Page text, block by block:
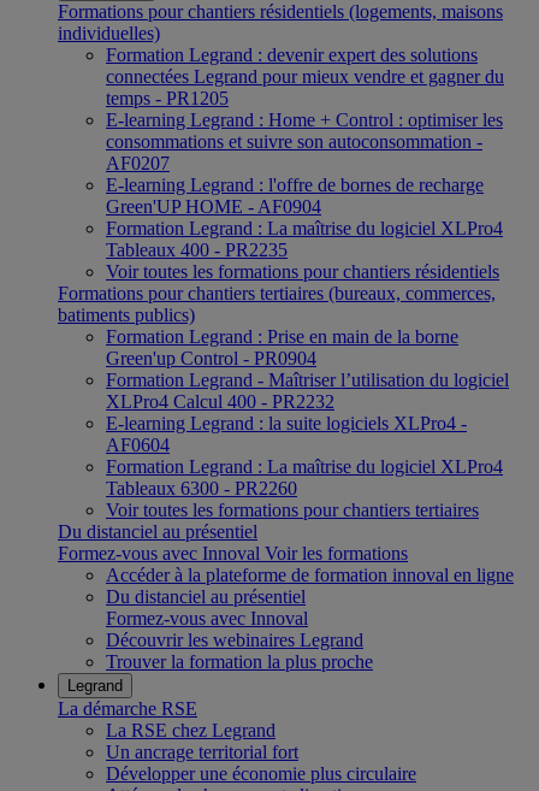
Formations pour chantiers résidentiels (logements, maisons
individuelles)
Formation Legrand : devenir expert des solutions
connectées Legrand pour mieux vendre et gagner du
temps - PR1205
E-learning Legrand : Home + Control : optimiser les
consommations et suivre son autoconsommation -
AF0207
E-learning Legrand : l'offre de bornes de recharge
Green'UP HOME - AF0904
Formation Legrand : La maîtrise du logiciel XLPro4
Tableaux 400 - PR2235
Voir toutes les formations pour chantiers résidentiels
Formations pour chantiers tertiaires (bureaux, commerces,
batiments publics)
Formation Legrand : Prise en main de la borne
Green'up Control - PR0904
Formation Legrand - Maîtriser l’utilisation du logiciel
XLPro4 Calcul 400 - PR2232
E-learning Legrand : la suite logiciels XLPro4 -
AF0604
Formation Legrand : La maîtrise du logiciel XLPro4
Tableaux 6300 - PR2260
Voir toutes les formations pour chantiers tertiaires
Du distanciel au présentiel
Formez-vous avec Innoval Voir les formations
Accéder à la plateforme de formation innoval en ligne
Du distanciel au présentiel
Formez-vous avec Innoval
Découvrir les webinaires Legrand
Trouver la formation la plus proche
Legrand
La démarche RSE
La RSE chez Legrand
Un ancrage territorial fort
Développer une économie plus circulaire